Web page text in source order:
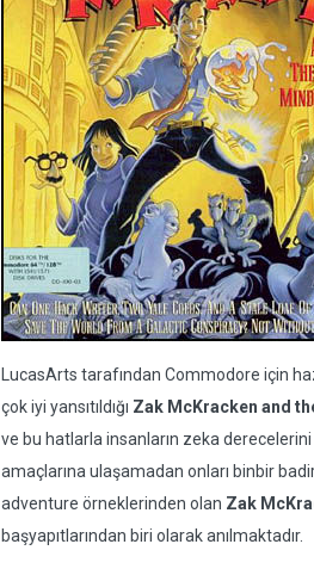
LucasArts tarafından Commodore için
çok iyi yansıtıldığı Zak McKracken and
ve bu hatlarla insanların zeka derecelerini
amaçlarına ulaşamadan onları binbir
adventure örneklerinden olan Zak
başyapıtlarından biri olarak anılmaktadır.